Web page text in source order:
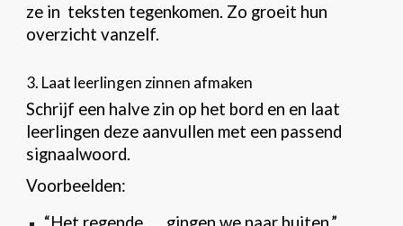
ze in teksten tegenkomen. Zo groeit hun
overzicht vanzelf.
3. Laat leerlingen zinnen afmaken
Schrijf een halve zin op het bord en en laat
leerlingen deze aanvullen met een passend
signaalwoord.
Voorbeelden: